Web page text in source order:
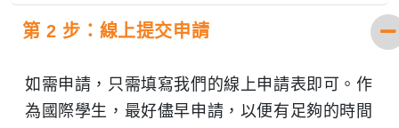
第 2 步： 線上提交申請
如需申請，只需填寫我們的線上申請表即可。作
為國際學生，最好儘早申請，以便有足夠的時間